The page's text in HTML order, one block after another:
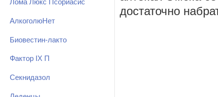
Лома Люкс Псориасис
АлкоголюНет
Биовестин-лакто
Фактор IX П
Секнидазол
достаточно